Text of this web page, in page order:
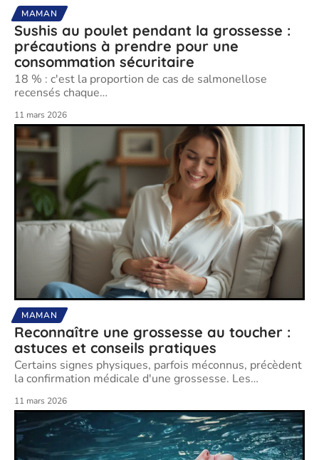
MAMAN
Sushis au poulet pendant la grossesse :
précautions à prendre pour une
consommation sécuritaire
18 % : c'est la proportion de cas de salmonellose
recensés chaque…
11 mars 2026
MAMAN
Reconnaître une grossesse au toucher :
astuces et conseils pratiques
Certains signes physiques, parfois méconnus, précèdent
la confirmation médicale d'une grossesse. Les…
11 mars 2026